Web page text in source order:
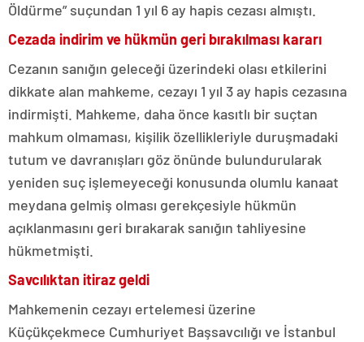
Öldürme” suçundan 1 yıl 6 ay hapis cezası almıştı.
Cezada indirim ve hükmün geri bırakılması kararı
Cezanın sanığın geleceği üzerindeki olası etkilerini
dikkate alan mahkeme, cezayı 1 yıl 3 ay hapis cezasına
indirmişti. Mahkeme, daha önce kasıtlı bir suçtan
mahkum olmaması, kişilik özellikleriyle duruşmadaki
tutum ve davranışları göz önünde bulundurularak
yeniden suç işlemeyeceği konusunda olumlu kanaat
meydana gelmiş olması gerekçesiyle hükmün
açıklanmasını geri bırakarak sanığın tahliyesine
hükmetmişti.
Savcılıktan itiraz geldi
Mahkemenin cezayı ertelemesi üzerine
Küçükçekmece Cumhuriyet Başsavcılığı ve İstanbul